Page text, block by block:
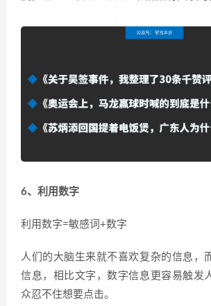
6、利用数字
利用数字=敏感词+数字
人们的大脑生来就不喜欢复杂的信息，
信息，相比文字，数字信息更容易触发
众忍不住想要点击。